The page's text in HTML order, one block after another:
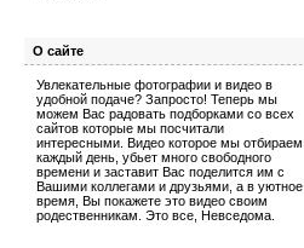
О сайте
Увлекательные фотографии и видео в
удобной подаче? Запросто! Теперь мы
можем Вас радовать подборками со всех
сайтов которые мы посчитали
интересными. Видео которое мы отбираем
каждый день, убьет много свободного
времени и заставит Вас поделится им с
Вашими коллегами и друзьями, а в уютное
время, Вы покажете это видео своим
родественникам. Это все, Невседома.